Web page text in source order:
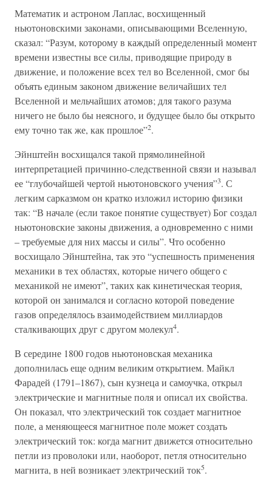
Математик и астроном Лаплас, восхищенный
ньютоновскими законами, описывающими Вселенную,
сказал: “Разум, которому в каждый определенный момент
времени известны все силы, приводящие природу в
движение, и положение всех тел во Вселенной, смог бы
объять единым законом движение величайших тел
Вселенной и мельчайших атомов; для такого разума
ничего не было бы неясного, и будущее было бы открыто
ему точно так же, как прошлое”2.
Эйнштейн восхищался такой прямолинейной
интерпретацией причинно-следственной связи и называл
ее “глубочайшей чертой ньютоновского учения”3. С
легким сарказмом он кратко изложил историю физики
так: “В начале (если такое понятие существует) Бог создал
ньютоновские законы движения, а одновременно с ними
– требуемые для них массы и силы”. Что особенно
восхищало Эйнштейна, так это “успешность применения
механики в тех областях, которые ничего общего с
механикой не имеют”, таких как кинетическая теория,
которой он занимался и согласно которой поведение
газов определялось взаимодействием миллиардов
сталкивающих друг с другом молекул4.
В середине 1800 годов ньютоновская механика
дополнилась еще одним великим открытием. Майкл
Фарадей (1791–1867), сын кузнеца и самоучка, открыл
электрические и магнитные поля и описал их свойства.
Он показал, что электрический ток создает магнитное
поле, а меняющееся магнитное поле может создать
электрический ток: когда магнит движется относительно
петли из проволоки или, наоборот, петля относительно
магнита, в ней возникает электрический ток5.